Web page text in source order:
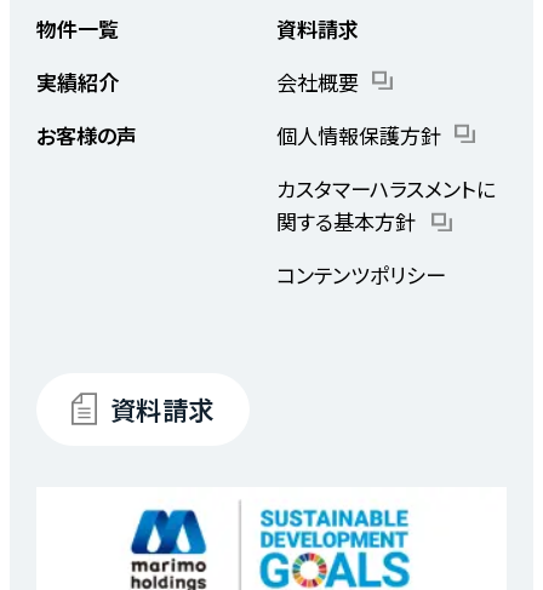
物件一覧
実績紹介
お客様の声
資料請求
会社概要
個人情報保護方針
カスタマーハラスメントに
関する基本方針
コンテンツポリシー
資料請求